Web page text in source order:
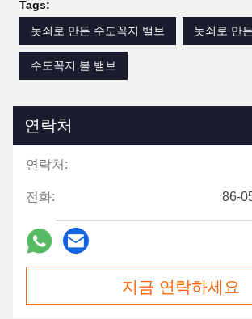
Tags:
놋쇠로 만든 수도꼭지 밸브
놋쇠로 만
수도꼭지 볼 밸브
연락처
연락처:
전화: 86-
지금 연락하세요